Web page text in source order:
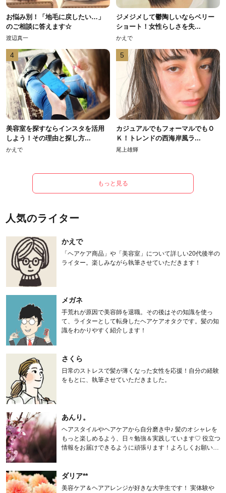
お悩み別！「地毛に戻したい…」
のご相談に答えます☆
渡辺真一
ジメジメして鬱陶しいならベリー
ショート！女性らしさを失...
かえで
4
美容室を探すならインスタを活用
しよう！その理由と探し方...
かえで
5
カジュアルでもフォーマルでもＯ
Ｋ！トレンドの西海岸風ラ...
尾上雄輝
もっと見る
人気のライター
かえで
「ヘアケア商品」や「美容室」について詳しい20代後半の
ライター。楽しみながら執筆させていただきます！
メガネ
手荒れが原因で美容師を退職。その後はその知識を使っ
て、ライターとして転身したヘアケアオタクです。髪の知
識をわかりやすく紹介します！
さくら
日常のストレスで髪が薄くなった女性を応援！自分の経験
をもとに、執筆させていただきました。
あんり。
ヘアスタイルやヘアケアから自分磨き中♪ 髪のオシャレを
もっと楽しめるよう、日々勉強＆実践しています♡ 役立つ
情報をお届けできるように頑張ります！よろしくお願いし
ダリア**
美容ケア＆ヘアアレンジが好きな大学生です！ 実体験や